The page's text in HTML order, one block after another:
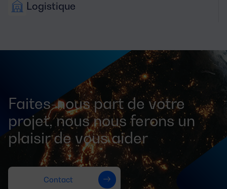
Logistique
Faites-nous part de votre
projet, nous nous ferons un
plaisir de vous aider
Contact